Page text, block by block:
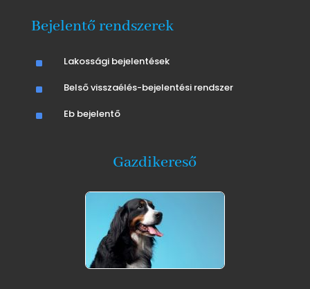
Bejelentő rendszerek
^ Lakossági bejelentések
^ Belső visszaélés-bejelentési rendszer
^ Eb bejelentő
Gazdikereső